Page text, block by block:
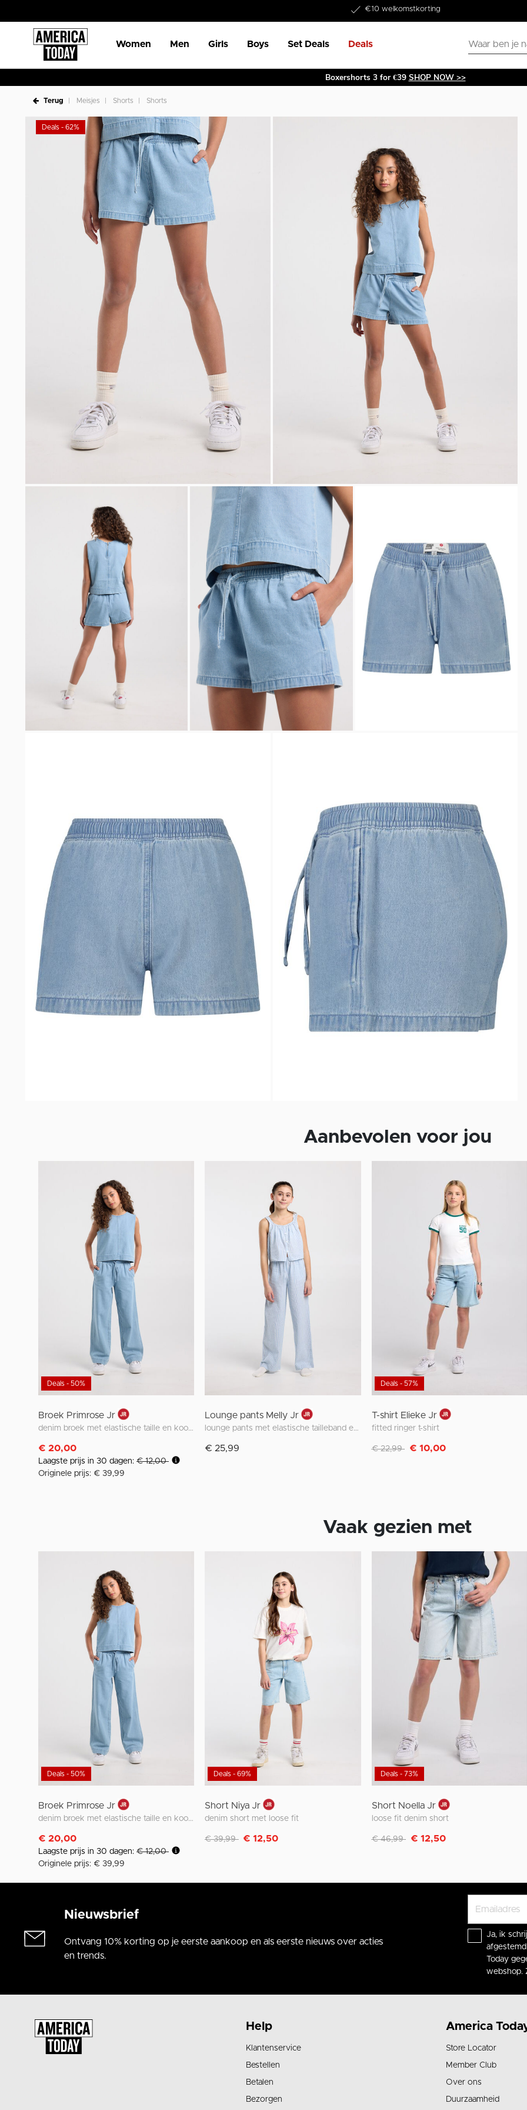
€10 welkomstkorting
Word lid van onze Member Club!
Women Men Girls Boys Set Deals Deals
Boxershorts 3 for €39 SHOP NOW >>
Terug Meisjes Shorts Shorts
Deals - 62%
Aanbevolen voor jou
Deals - 50%
Broek Primrose Jr
denim broek met elastische taille en koorden
€ 20,00
Laagste prijs in 30 dagen: € 12,00
Originele prijs: € 39,99
Lounge pants Melly Jr
lounge pants met elastische tailleband en lange fit
€ 25,99
Deals - 57%
T-shirt Elieke Jr
fitted ringer t-shirt
Afgeprijsd van
€ 22,99 naar
€ 10,00
Vaak gezien met
Deals - 50%
Broek Primrose Jr
denim broek met elastische taille en koorden
€ 20,00
Laagste prijs in 30 dagen: € 12,00
Originele prijs: € 39,99
Deals - 69%
Short Niya Jr
denim short met loose fit
Afgeprijsd van
€ 39,99 naar
€ 12,50
Deals - 73%
Short Noella Jr
loose fit denim short
Afgeprijsd van
€ 46,99 naar
€ 12,50
Nieuwsbrief
Ontvang 10% korting op je eerste aankoop en als eerste nieuws over acties
en trends.
Ja, ik
Today
webshop.
Help
Klantenservice
Bestellen
Betalen
Bezorgen
America
Store Locator
Member Club
Over ons
Duurzaamheid